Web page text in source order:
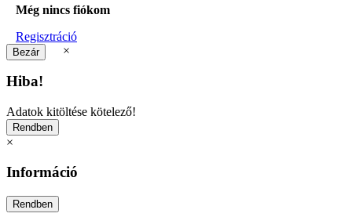
Még nincs fiókom
Regisztráció
×
Hiba!
Adatok kitöltése kötelező!
×
Információ